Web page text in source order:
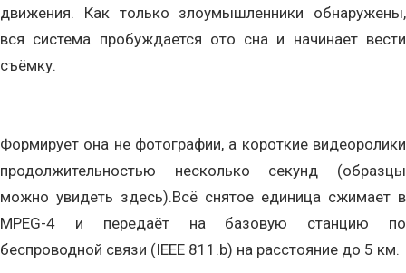
движения. Как только злоумышленники обнаружены,
вся система пробуждается ото сна и начинает вести
съёмку.
Формирует она не фотографии, а короткие видеоролики
продолжительностью несколько секунд (образцы
можно увидеть здесь).Всё снятое единица сжимает в
MPEG-4 и передаёт на базовую станцию по
беспроводной связи (IEEE 811.b) на расстояние до 5 км.